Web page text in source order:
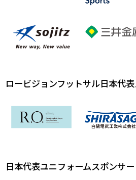
ロービジョンフットサル日本代
日本代表ユニフォームスポンサー